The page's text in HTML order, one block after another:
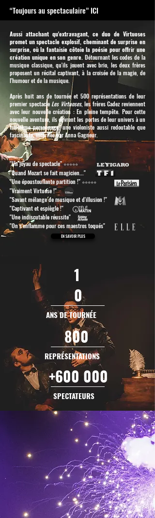
“Toujours au spectaculaire” ICI
Aussi attachant qu'extravagant, ce duo de Virtuoses
promet un spectacle explosif, cheminant de surprise en
surprise, où la fantaisie côtoie la poésie pour offrir une
création unique en son genre. Détournant les codes de la
musique classique, qu'ils jouent avec brio, les deux frères
proposent un récital captivant, à la croisée de la magie, de
l'humour et de la musique.
Après huit ans de tournée et 500 représentations de leur
premier spectacle Les Virtuoses, les frères Cadez reviennent
avec leur nouvelle création : En pleine tempête. Pour cette
nouvelle aventure, ils ouvrent les portes de leur univers à un
troisième personnage, une violoniste aussi redoutable que
fascinante, incarnée par Anna Gagneur. ​
"Un joyau de spectacle"⭐⭐⭐⭐⭐
"Quand Mozart se fait magicien..."
"Une époustouflante partition !" ⭐⭐⭐⭐⭐
"Vraiment Virtuose !"
"Savant mélange de musique et d'illusion !"
"Captivant et espiègle !"
"Une indiscutable réussite"
"On s'enflamme pour ces maestros toqués"
EN SAVOIR PLUS
1
0
ANS DE TOURNÉE
800
REPRÉSENTATIONS
+600 000
SPECTATEURS